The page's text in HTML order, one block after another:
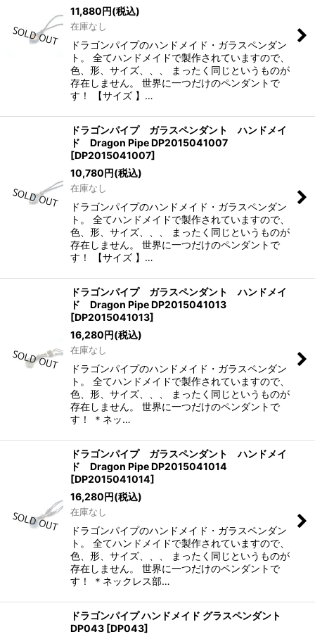
11,880円(税込)
在庫なし
ドラゴンパイプのハンドメイド・ガラスペンダン
ト。 全てハンドメイドで製作されていますので、
色、形、サイズ、、、 まったく同じというものが
存在しません。 世界に一つだけのペンダントで
す！ 【サイズ 】…
ドラゴンパイプ ガラスペンダント ハンドメイ
ド Dragon Pipe DP2015041007
[DP2015041007]
10,780円(税込)
在庫なし
ドラゴンパイプのハンドメイド・ガラスペンダン
ト。 全てハンドメイドで製作されていますので、
色、形、サイズ、、、 まったく同じというものが
存在しません。 世界に一つだけのペンダントで
す！ 【サイズ 】…
ドラゴンパイプ ガラスペンダント ハンドメイ
ド Dragon Pipe DP2015041013
[DP2015041013]
16,280円(税込)
在庫なし
ドラゴンパイプのハンドメイド・ガラスペンダン
ト。 全てハンドメイドで製作されていますので、
色、形、サイズ、、、 まったく同じというものが
存在しません。 世界に一つだけのペンダントで
す！ ＊ネッ…
ドラゴンパイプ ガラスペンダント ハンドメイ
ド Dragon Pipe DP2015041014
[DP2015041014]
16,280円(税込)
在庫なし
ドラゴンパイプのハンドメイド・ガラスペンダン
ト。 全てハンドメイドで製作されていますので、
色、形、サイズ、、、 まったく同じというものが
存在しません。 世界に一つだけのペンダントで
す！ ＊ネックレス部…
ドラゴンパイプ ハンドメイド グラスペンダント
DP043 [DP043]